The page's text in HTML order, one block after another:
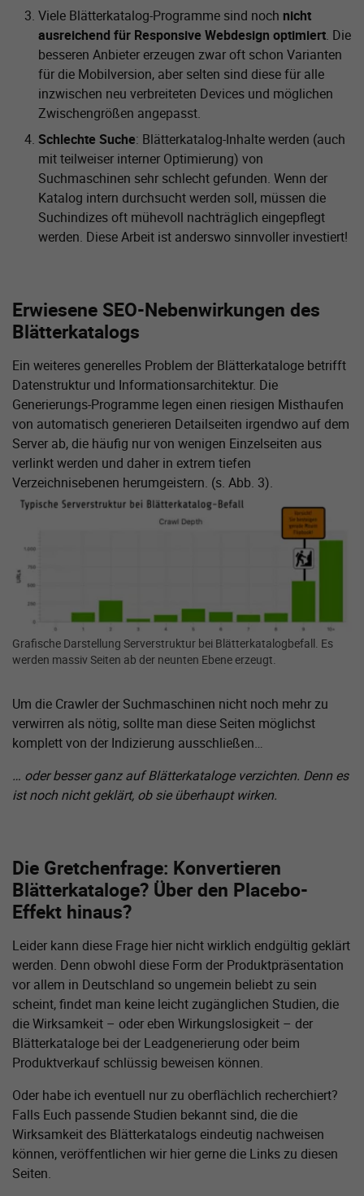
Viele Blätterkatalog-Programme sind noch nicht
ausreichend für Responsive Webdesign optimiert. Die
besseren Anbieter erzeugen zwar oft schon Varianten
für die Mobilversion, aber selten sind diese für alle
inzwischen neu verbreiteten Devices und möglichen
Zwischengrößen angepasst.
Schlechte Suche: Blätterkatalog-Inhalte werden (auch
mit teilweiser interner Optimierung) von
Suchmaschinen sehr schlecht gefunden. Wenn der
Katalog intern durchsucht werden soll, müssen die
Suchindizes oft mühevoll nachträglich eingepflegt
werden. Diese Arbeit ist anderswo sinnvoller investiert!
Zeige größere Version von:
Grafische Darstellung Serverstruktur bei Blätterkatalogbefall. Es
werden massiv Seiten ab der neunten Ebene erzeugt.
Erwiesene SEO-Nebenwirkungen des
Blätterkatalogs
Ein weiteres generelles Problem der Blätterkataloge betrifft
Datenstruktur und Informationsarchitektur. Die
Generierungs-Programme legen einen riesigen Misthaufen
von automatisch generieren Detailseiten irgendwo auf dem
Server ab, die häufig nur von wenigen Einzelseiten aus
verlinkt werden und daher in extrem tiefen
Verzeichnisebenen herumgeistern. (s. Abb. 3).
Um die Crawler der Suchmaschinen nicht noch mehr zu
verwirren als nötig, sollte man diese Seiten möglichst
komplett von der Indizierung ausschließen…
… oder besser ganz auf Blätterkataloge verzichten. Denn es
ist noch nicht geklärt, ob sie überhaupt wirken.
Die Gretchenfrage: Konvertieren
Blätterkataloge? Über den Placebo-
Effekt hinaus?
Leider kann diese Frage hier nicht wirklich endgültig geklärt
werden. Denn obwohl diese Form der Produktpräsentation
vor allem in Deutschland so ungemein beliebt zu sein
scheint, findet man keine leicht zugänglichen Studien, die
die Wirksamkeit – oder eben Wirkungslosigkeit – der
Blätterkataloge bei der Leadgenerierung oder beim
Produktverkauf schlüssig beweisen können.
Oder habe ich eventuell nur zu oberflächlich recherchiert?
Falls Euch passende Studien bekannt sind, die die
Wirksamkeit des Blätterkatalogs eindeutig nachweisen
können, veröffentlichen wir hier gerne die Links zu diesen
Seiten.